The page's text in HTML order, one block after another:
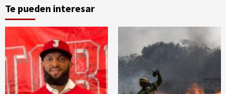
Te pueden interesar